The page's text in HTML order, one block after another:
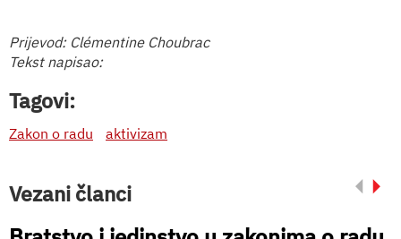
Prijevod: Clémentine Choubrac
Tekst napisao:
Tagovi:
Zakon o radu aktivizam
Vezani članci